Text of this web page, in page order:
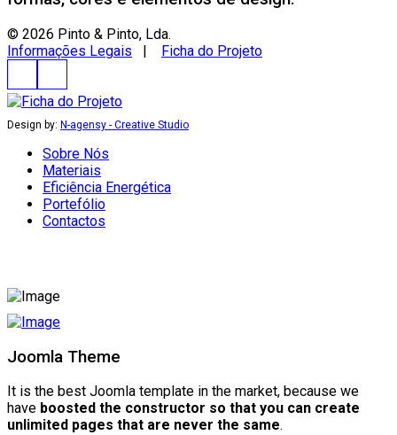
© 2026 Pinto & Pinto, Lda.
Informações Legais | Ficha do Projeto
Design by: N-agensy - Creative Studio
Sobre Nós
Materiais
Eficiência Energética
Portefólio
Contactos
Joomla Theme
It is the best Joomla template in the market, because we
have boosted the constructor so that you can create
unlimited pages that are never the same.